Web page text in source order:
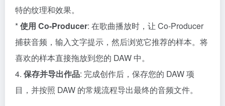
特的纹理和效果。
*使用 Co-Producer: 在歌曲播放时，让 Co-Producer
捕获音频，输入文字提示，然后浏览它推荐的样本。将
喜欢的样本直接拖放到您的 DAW 中。
4. 保存并导出作品: 完成创作后，保存您的 DAW 项
目，并按照 DAW 的常规流程导出最终的音频文件。